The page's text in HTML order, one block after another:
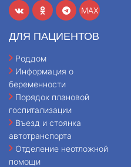
MAX
ДЛЯ ПАЦИЕНТОВ
Роддом
Информация о
беременности
Порядок плановой
госпитализации
Въезд и стоянка
автотранспорта
Отделение неотложной
помощи